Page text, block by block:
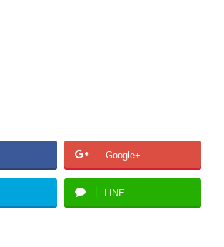
Google+
LINE